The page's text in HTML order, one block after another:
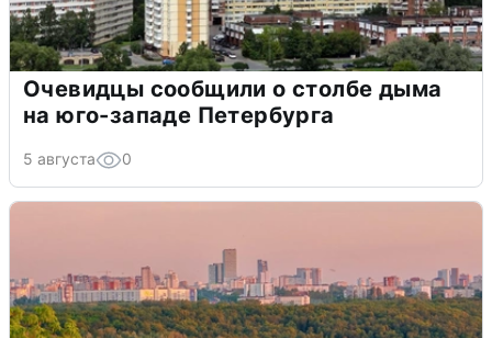
Очевидцы сообщили о столбе дыма
на юго-западе Петербурга
5 августа 0